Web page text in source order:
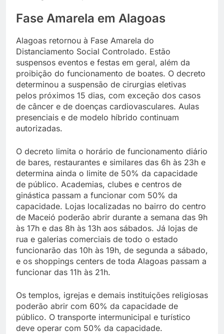
Fase Amarela em Alagoas
Alagoas retornou à Fase Amarela do
Distanciamento Social Controlado. Estão
suspensos eventos e festas em geral, além da
proibição do funcionamento de boates. O decreto
determinou a suspensão de cirurgias eletivas
pelos próximos 15 dias, com exceção dos casos
de câncer e de doenças cardiovasculares. Aulas
presenciais e de modelo híbrido continuam
autorizadas.
O decreto limita o horário de funcionamento diário
de bares, restaurantes e similares das 6h às 23h e
determina ainda o limite de 50% da capacidade
de público. Academias, clubes e centros de
ginástica passam a funcionar com 50% da
capacidade. Lojas localizadas no bairro do centro
de Maceió poderão abrir durante a semana das 9h
às 17h e das 8h às 13h aos sábados. Já lojas de
rua e galerias comerciais de todo o estado
funcionarão das 10h às 19h, de segunda a sábado,
e os shoppings centers de toda Alagoas passam a
funcionar das 11h às 21h.
Os templos, igrejas e demais instituições religiosas
poderão abrir com 60% da capacidade de
público. O transporte intermunicipal e turístico
deve operar com 50% da capacidade.